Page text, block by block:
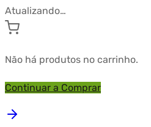
Atualizando…
Não há produtos no carrinho.
Continuar a Comprar